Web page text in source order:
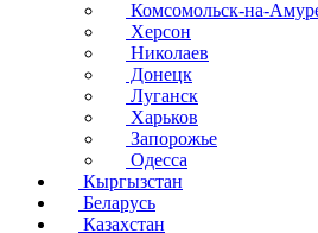
Комсомольск-на-
Херсон
Николаев
Донецк
Луганск
Харьков
Запорожье
Одесса
Кыргызстан
Беларусь
Казахстан